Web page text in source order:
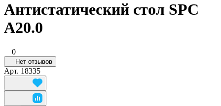
Антистатический стол SPC
A20.0
0
Нет отзывов
Арт. 18335